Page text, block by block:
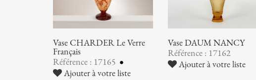
Vase CHARDER Le Verre
Français
Référence : 17165
Ajouter à votre liste
Vase DAUM NANCY
Référence : 17162
Ajouter à votre liste